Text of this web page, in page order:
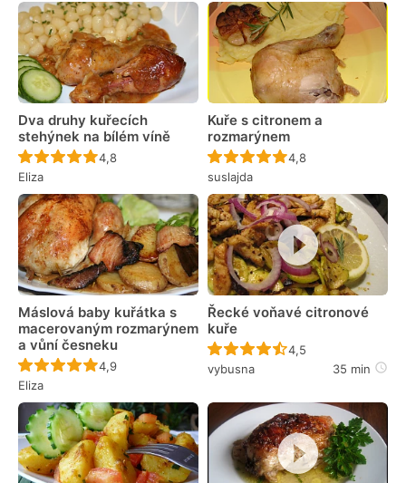
Dva druhy kuřecích
stehýnek na bílém víně
Recept ještě nebyl hodnocen
4,8
Eliza
Kuře s citronem a
rozmarýnem
Recept ještě nebyl
4,8
suslajda
Máslová baby kuřátka s
macerovaným rozmarýnem
a vůní česneku
Recept ještě nebyl hodnocen
4,9
Eliza
Řecké voňavé citronové
kuře
Recept ještě nebyl
4,5
vybusna
35 min